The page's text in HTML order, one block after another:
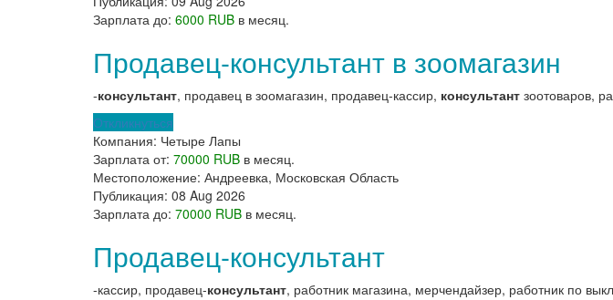
Зарплата до: 6000 RUB в месяц.
Продавец-консультант в зоомагазин
-консультант, продавец в зоомагазин, продавец-кассир, консультант зоотоваров,
Откликнуться
Компания: Четыре Лапы
Зарплата от: 70000 RUB в месяц.
Местоположение: Андреевка, Московская Область
Публикация: 08 Aug 2026
Зарплата до: 70000 RUB в месяц.
Продавец-консультант
-кассир, продавец-консультант, работник магазина, мерчендайзер, работник по